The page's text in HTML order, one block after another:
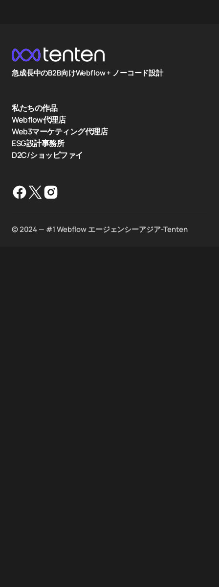
急成長中のB2B向けWebflow + ノーコード設計
私たちの作品
Webflow代理店
Web3マーケティング代理店
ESG設計事務所
D2C/ショッピファイ
©️ 2024 — #1 Webflow エージェンシーアジア-Tenten